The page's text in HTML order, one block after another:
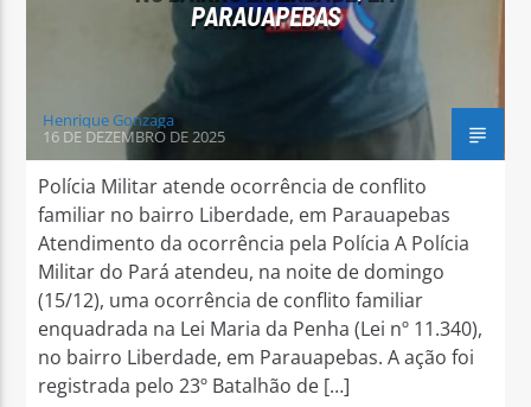
PARAUAPEBAS
Henrique Gonzaga
16 DE DEZEMBRO DE 2025
Polícia Militar atende ocorrência de conflito
familiar no bairro Liberdade, em Parauapebas
Atendimento da ocorrência pela Polícia A Polícia
Militar do Pará atendeu, na noite de domingo
(15/12), uma ocorrência de conflito familiar
enquadrada na Lei Maria da Penha (Lei nº 11.340),
no bairro Liberdade, em Parauapebas. A ação foi
registrada pelo 23º Batalhão de […]